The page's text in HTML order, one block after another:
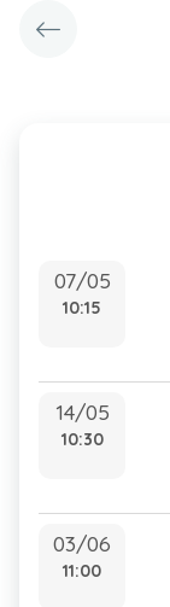
07/05
10:15
14/05
10:30
03/06
11:00